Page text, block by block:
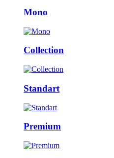
Mono
Collection
Standart
Premium